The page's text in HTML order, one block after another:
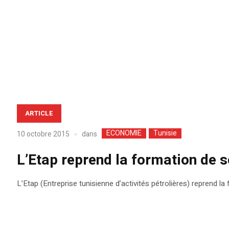
ARTICLE
10 octobre 2015 dans ECONOMIE Tunisie
L’Etap reprend la formation de
L’Etap (Entreprise tunisienne d’activités pétrolières) reprend